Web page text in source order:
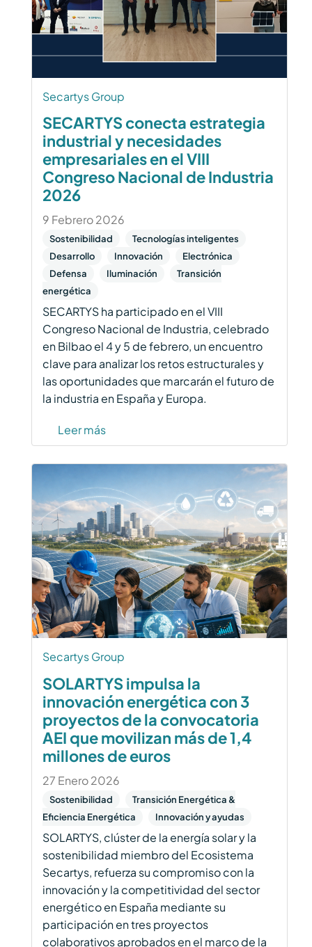
Secartys Group
SECARTYS conecta estrategia
industrial y necesidades
empresariales en el VIII
Congreso Nacional de Industria
2026
9 Febrero 2026
Sostenibilidad
Tecnologías inteligentes
Desarrollo
Innovación
Electrónica
Defensa
Iluminación
Transición
energética
SECARTYS ha participado en el VIII
Congreso Nacional de Industria, celebrado
en Bilbao el 4 y 5 de febrero, un encuentro
clave para analizar los retos estructurales y
las oportunidades que marcarán el futuro de
la industria en España y Europa.
Leer más
Secartys Group
SOLARTYS impulsa la
innovación energética con 3
proyectos de la convocatoria
AEI que movilizan más de 1,4
millones de euros
27 Enero 2026
Sostenibilidad
Transición Energética &
Eficiencia Energética
Innovación y ayudas
SOLARTYS, clúster de la energía solar y la
sostenibilidad miembro del Ecosistema
Secartys, refuerza su compromiso con la
innovación y la competitividad del sector
energético en España mediante su
participación en tres proyectos
colaborativos aprobados en el marco de la